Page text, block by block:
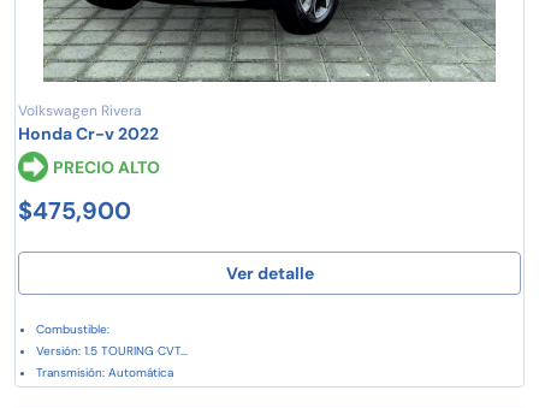
Volkswagen Rivera
Honda Cr-v 2022
PRECIO ALTO
$475,900
Ver detalle
Combustible:
Versión: 1.5 TOURING CVT...
Transmisión: Automática